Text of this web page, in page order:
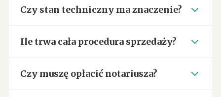
Czy stan techniczny ma znaczenie?
Ile trwa cała procedura sprzedaży?
Czy muszę opłacić notariusza?